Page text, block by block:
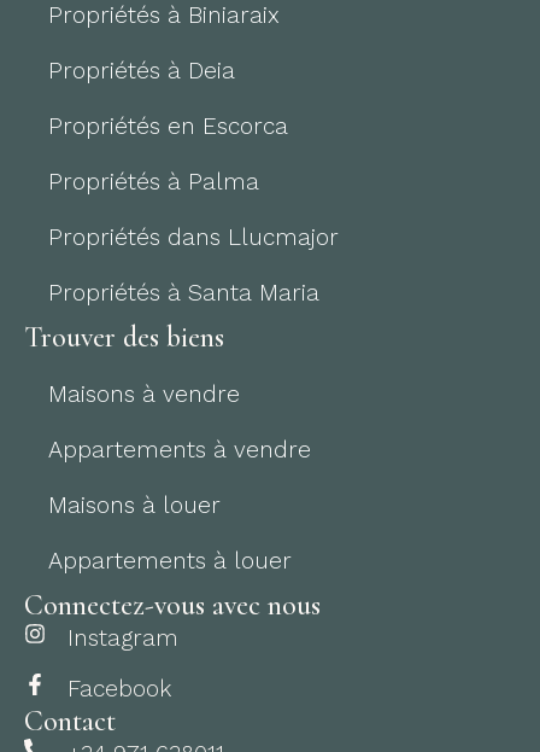
Propriétés à Biniaraix
Propriétés à Deia
Propriétés en Escorca
Propriétés à Palma
Propriétés dans Llucmajor
Propriétés à Santa Maria
Trouver des biens
Maisons à vendre
Appartements à vendre
Maisons à louer
Appartements à louer
Connectez-vous avec nous
Instagram
Facebook
Contact